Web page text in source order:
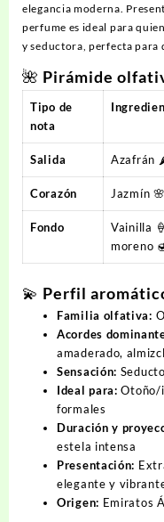
elegancia moderna.
perfume es ideal para
y seductora, perfecta para
🌺 Pirámide
Tipo de
nota
Salida Azafrán
Corazón Jazmín
Fondo
Vainilla
moreno
💫 Perfil
Familia olfativa:
Acordes
amaderado,
Sensación:
Ideal para: Otoño/
formales
Duración y
estela intensa
Presentación:
elegante y
Origen: Emiratos